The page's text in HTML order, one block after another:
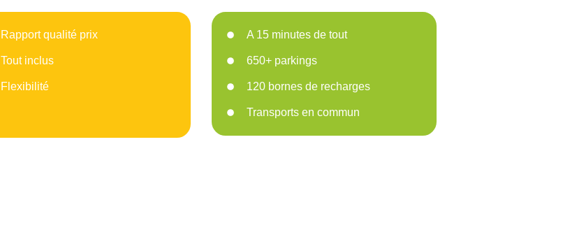
Rapport qualité prix
Tout inclus
Flexibilité
A 15 minutes de tout
650+ parkings
120 bornes de recharges
Transports en commun